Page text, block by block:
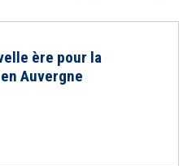
ère pour la
Auvergne